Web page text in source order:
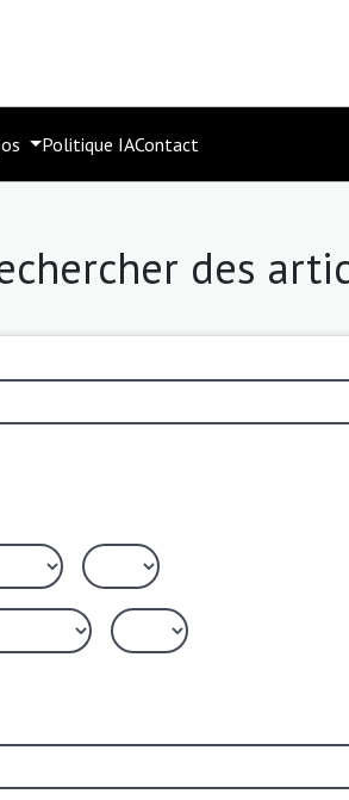
Politique IAContact
des